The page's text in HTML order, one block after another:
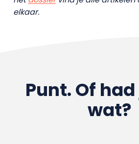
elkaar.
Punt. Of
wat?